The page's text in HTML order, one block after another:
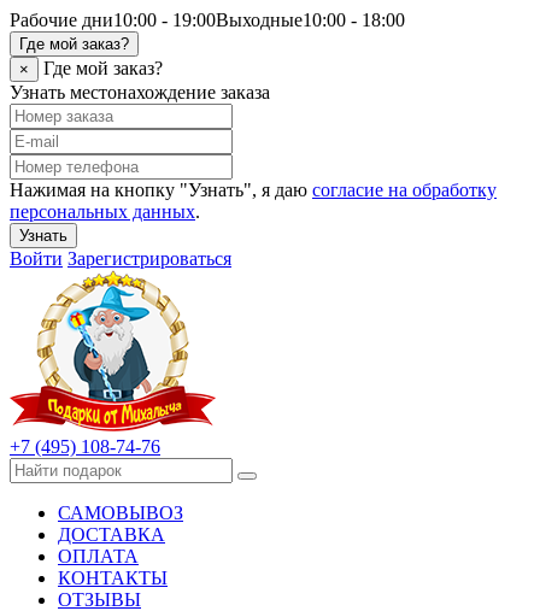
Рабочие дни10:00 - 19:00Выходные10:00 - 18:00
Где мой заказ?
×
Где мой заказ?
Узнать местонахождение заказа
Нажимая на кнопку "Узнать", я даю согласие на обработку
персональных данных.
Узнать
Войти Зарегистрироваться
+7 (495) 108-74-76
САМОВЫВОЗ
ДОСТАВКА
ОПЛАТА
КОНТАКТЫ
ОТЗЫВЫ